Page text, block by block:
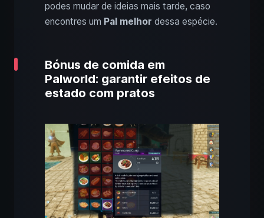
podes mudar de ideias mais tarde, caso
encontres um Pal melhor dessa espécie.
Bónus de comida em
Palworld: garantir efeitos de
estado com pratos